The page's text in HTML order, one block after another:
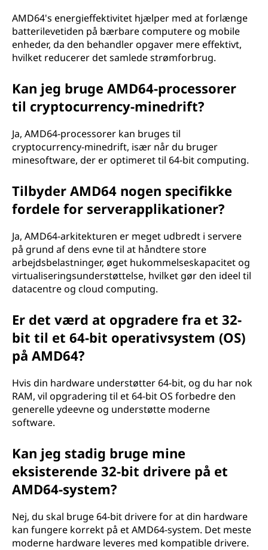
AMD64's energieffektivitet hjælper med at forlænge
batterilevetiden på bærbare computere og mobile
enheder, da den behandler opgaver mere effektivt,
hvilket reducerer det samlede strømforbrug.
Kan jeg bruge AMD64-processorer
til cryptocurrency-minedrift?
Ja, AMD64-processorer kan bruges til
cryptocurrency-minedrift, især når du bruger
minesoftware, der er optimeret til 64-bit computing.
Tilbyder AMD64 nogen specifikke
fordele for serverapplikationer?
Ja, AMD64-arkitekturen er meget udbredt i servere
på grund af dens evne til at håndtere store
arbejdsbelastninger, øget hukommelseskapacitet og
virtualiseringsunderstøttelse, hvilket gør den ideel til
datacentre og cloud computing.
Er det værd at opgradere fra et 32-
bit til et 64-bit operativsystem (OS)
på AMD64?
Hvis din hardware understøtter 64-bit, og du har nok
RAM, vil opgradering til et 64-bit OS forbedre den
generelle ydeevne og understøtte moderne
software.
Kan jeg stadig bruge mine
eksisterende 32-bit drivere på et
AMD64-system?
Nej, du skal bruge 64-bit drivere for at din hardware
kan fungere korrekt på et AMD64-system. Det meste
moderne hardware leveres med kompatible drivere.